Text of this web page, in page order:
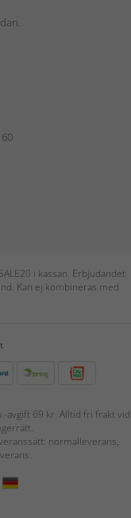
i kassan. Erbjudandet
Kan ej kombineras med
avgift 69 kr. Alltid fri frakt vid
normalleverans,